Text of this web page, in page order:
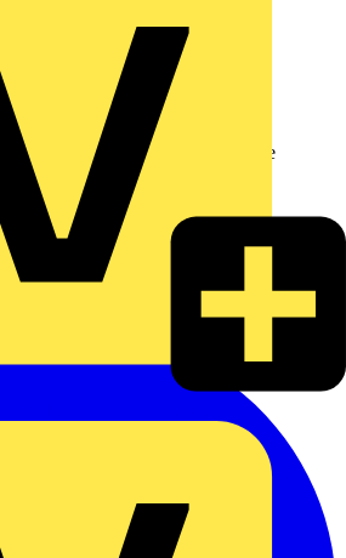
und erhalten Sie stets aktuelle
Datenschutzerklärung